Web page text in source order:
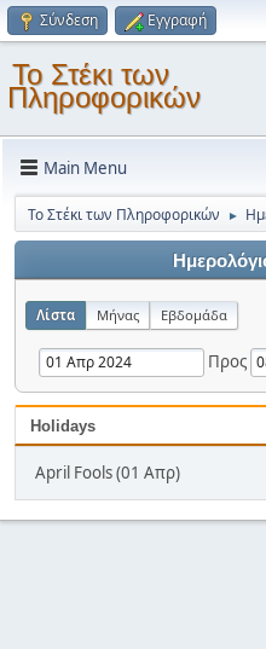
Σύνδεση Εγγραφή
Το Στέκι των
Πληροφορικών
Main Menu
Το Στέκι των Πληροφορικών ►
Λίστα Μήνας Εβδομάδα
Προς
Holidays
April Fools (01 Απρ)